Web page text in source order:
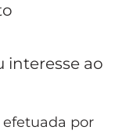
interesse ao
efetuada por